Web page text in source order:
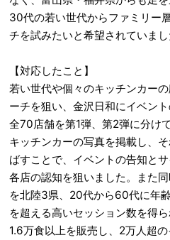
30代の若い世代からファミリー
チを試みたいと希望されていまし
【対応したこと】
若い世代や個々のキッチンカー
ーチを狙い、金沢日和にイベン
全70店舗を第1弾、第2弾に分け
キッチンカーの写真を掲載し、
ばすことで、イベントの告知と
各店の認知を狙いました。また
を北陸3県、20代から60代に年
を超える高いセッション数を得
1.6万食以上を販売し、2万人超